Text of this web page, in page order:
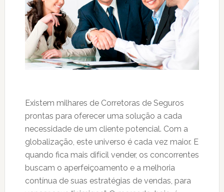
Existem milhares de Corretoras de Seguros
prontas para oferecer uma solução a cada
necessidade de um cliente potencial. Com a
globalização, este universo é cada vez maior. E
quando fica mais difícil vender, os concorrentes
buscam o aperfeiçoamento e a melhoria
contínua de suas estratégias de vendas, para